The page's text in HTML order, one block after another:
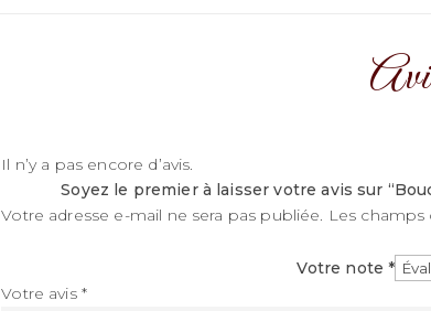
Il n’y a pas encore d’avis.
Soyez le premier à laisser votre avis sur
Votre adresse e-mail ne sera pas publiée. Les
Votre note*
Votre avis *